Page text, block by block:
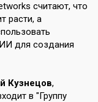
считают, что
расти, а
для создания
Кузнецов,
в "Группу